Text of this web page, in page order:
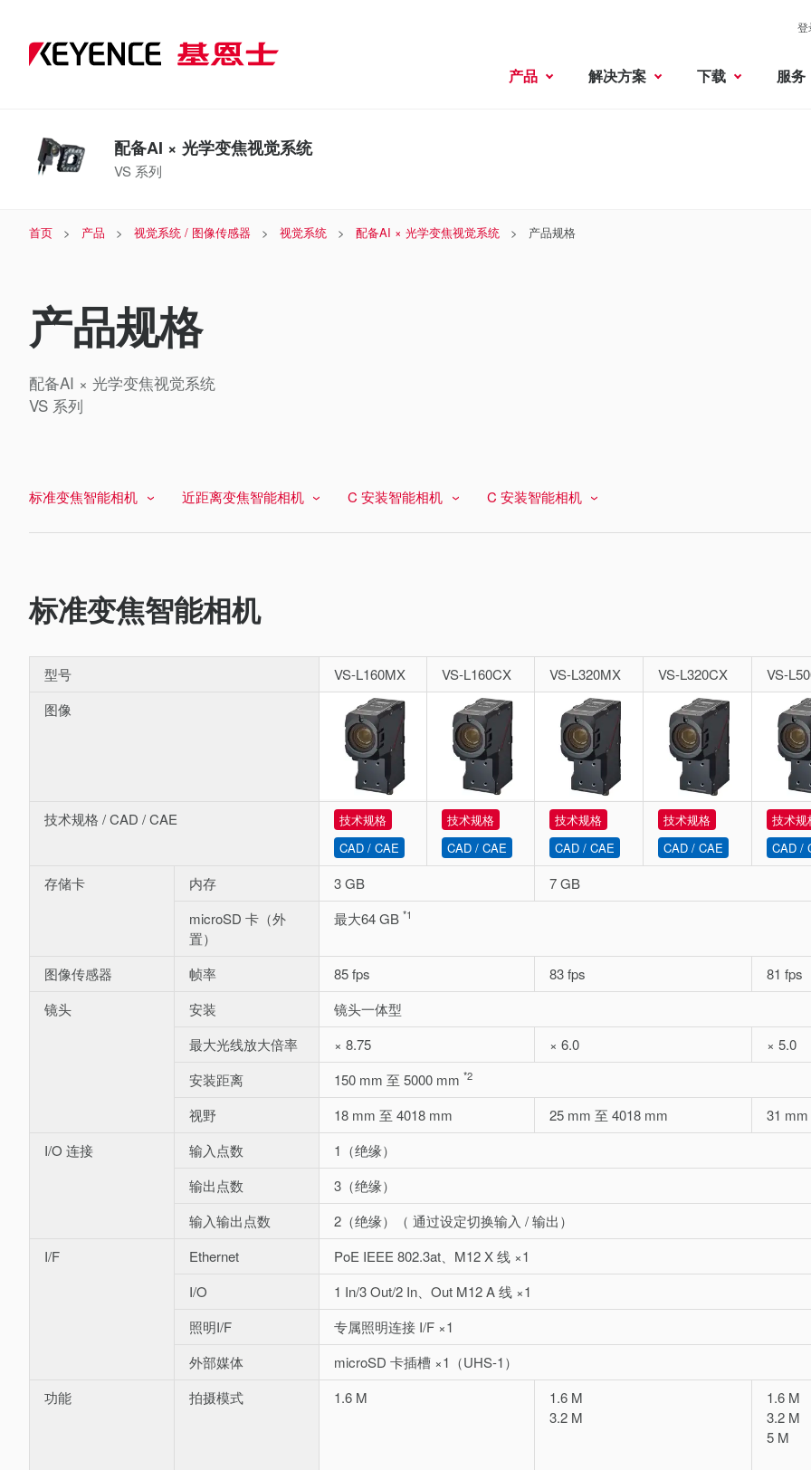
登
产品 解决方案 下载 服务
配备AI × 光学变焦视觉系统
VS 系列
首页 产品 视觉系统 / 图像传感器 视觉系统 配备AI × 光学变焦视觉系统 产品规格
产品规格
配备AI × 光学变焦视觉系统
VS 系列
标准变焦智能相机 近距离变焦智能相机 C 安装智能相机 C 安装智能相机
标准变焦智能相机
型号 VS-L160MX VS-L160CX VS-L320MX VS-L320CX
VS-
图像
技术规格 / CAD / CAE
技术规格
CAD / CAE
技术规格
CAD / CAE
技术规格
CAD / CAE
技术规格
CAD / CAE
技术规
CAD /
存储卡 内存 3 GB
7 GB
microSD 卡（外
置）
最大64 GB *1
图像传感器 帧率 85 fps 83 fps
81 fps
镜头
安装
镜头一体型
最大光线放大倍率
× 8.75 × 6.0
× 5.0
安装距离
150 mm 至 5000 mm *2
视野 18 mm 至 4018 mm 25 mm 至 4018 mm
31
I/O 连接
输入点数
1（绝缘）
输出点数
3（绝缘）
输入输出点数
2（绝缘）（ 通过设定切换输入 / 输出）
I/F
Ethernet
PoE IEEE 802.3at、M12 X 线 ×1
I/O
1 In/3 Out/2 In、Out M12 A 线 ×1
照明I/F
专属照明连接 I/F ×1
外部媒体
microSD 卡插槽 ×1（UHS-1）
功能
拍摄模式 1.6 M
1.6 M
3.2 M
1.6 M
3.2 M
5 M